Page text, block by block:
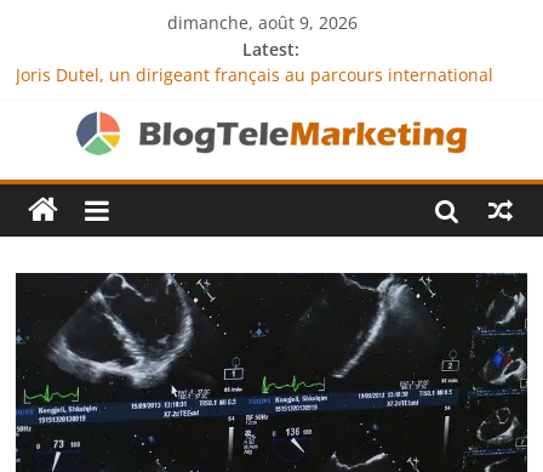
dimanche, août 9, 2026
Latest:
Joris Dutel, un dirigeant français au parcours international
Agria Assurance Animaux : comment l’entreprise se
démarque-t-elle de la concurrence ?
JCA Academy : l’excellence au service de l’indépendance
financière
Denis Bouclon : la diplomatie éducative comme moteur de
Next Terra International : des solutions logistiques au service
du commerce international